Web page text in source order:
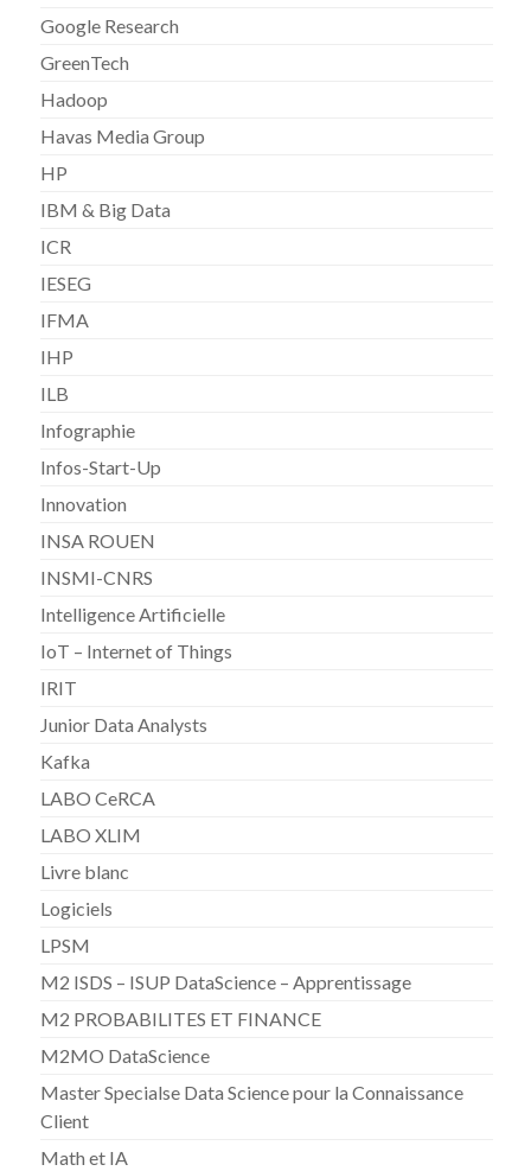
Google Research
GreenTech
Hadoop
Havas Media Group
HP
IBM & Big Data
ICR
IESEG
IFMA
IHP
ILB
Infographie
Infos-Start-Up
Innovation
INSA ROUEN
INSMI-CNRS
Intelligence Artificielle
IoT – Internet of Things
IRIT
Junior Data Analysts
Kafka
LABO CeRCA
LABO XLIM
Livre blanc
Logiciels
LPSM
M2 ISDS – ISUP DataScience – Apprentissage
M2 PROBABILITES ET FINANCE
M2MO DataScience
Master Specialse Data Science pour la Connaissance
Client
Math et IA